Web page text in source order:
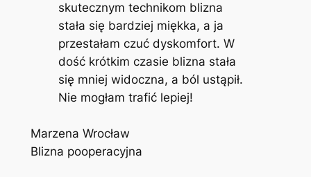
skutecznym technikom blizna
stała się bardziej miękka, a ja
przestałam czuć dyskomfort. W
dość krótkim czasie blizna stała
się mniej widoczna, a ból ustąpił.
Nie mogłam trafić lepiej!
Marzena Wrocław
Blizna pooperacyjna